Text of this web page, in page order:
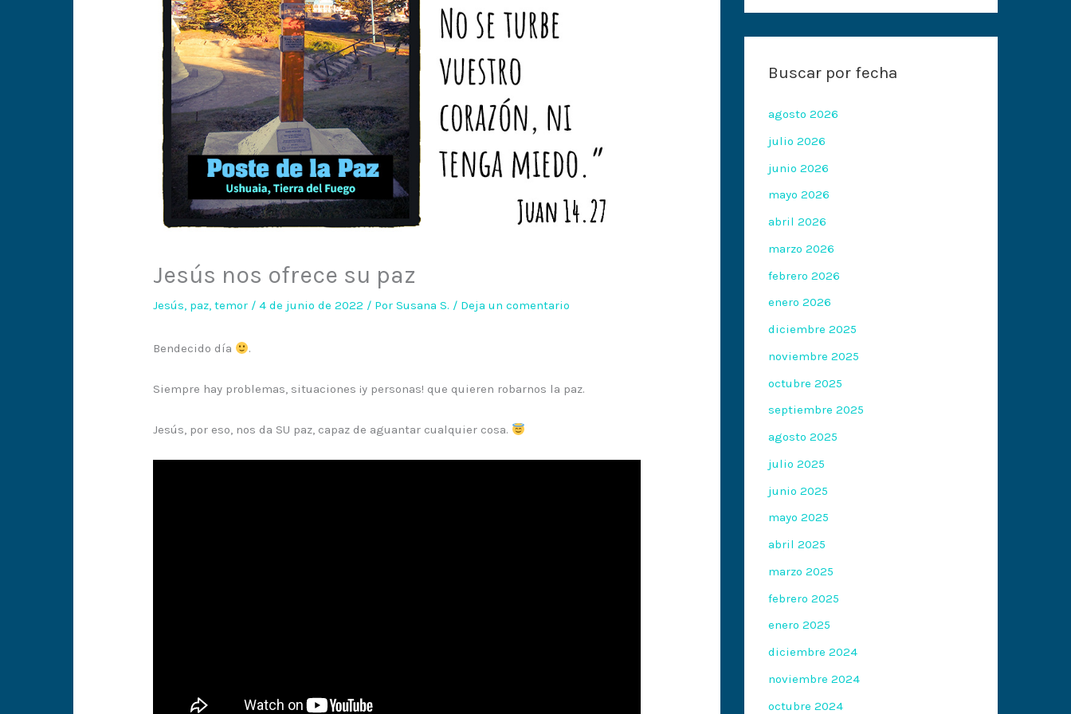
Jesús nos ofrece su paz
Jesús, paz,temor /4 de junio de 2022 / PorSusana S. / Deja un comentario
Bendecido día .
Siempre hay problemas, situaciones ¡y personas! que quieren robarnos la paz.
Jesús, por eso, nos da SU paz, capaz de aguantar cualquier cosa.
Buscar por fecha
agosto 2026
julio 2026
junio 2026
mayo 2026
abril 2026
marzo 2026
febrero 2026
enero 2026
diciembre 2025
noviembre 2025
octubre 2025
septiembre 2025
agosto 2025
julio 2025
junio 2025
mayo 2025
abril 2025
marzo 2025
febrero 2025
enero 2025
diciembre 2024
noviembre 2024
octubre 2024